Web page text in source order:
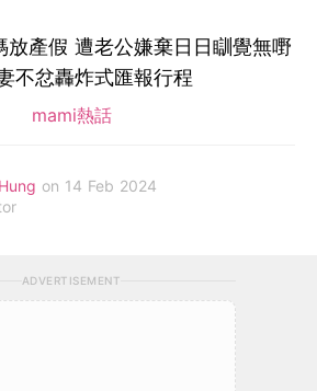
放產假 遭老公嫌棄日日瞓覺無嘢
不忿轟炸式匯報行程
mami熱話
on 14 Feb 2024
ADVERTISEMENT